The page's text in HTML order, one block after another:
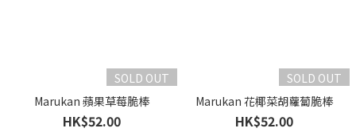
SOLD OUT
Marukan 蘋果草莓脆棒
HK$52.00
SOLD OUT
Marukan 花椰菜胡蘿蔔脆棒
HK$52.00